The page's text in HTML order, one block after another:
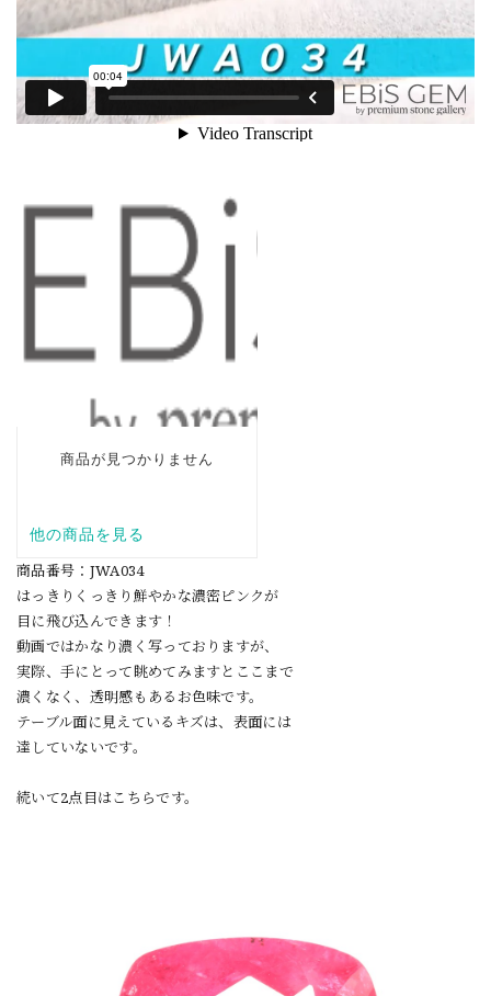
商品番号：JWA034
はっきりくっきり鮮やかな濃密ピンクが
目に飛び込んできます！
動画ではかなり濃く写っておりますが、
実際、手にとって眺めてみますとここまで
濃くなく、透明感もあるお色味です。
テーブル面に見えているキズは、表面には
達していないです。
続いて2点目はこちらです。